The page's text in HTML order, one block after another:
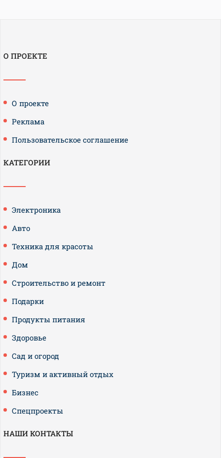
О ПРОЕКТЕ
О проекте
Реклама
Пользовательское соглашение
КАТЕГОРИИ
Электроника
Авто
Техника для красоты
Дом
Строительство и ремонт
Подарки
Продукты питания
Здоровье
Сад и огород
Туризм и активный отдых
Бизнес
Спецпроекты
НАШИ КОНТАКТЫ